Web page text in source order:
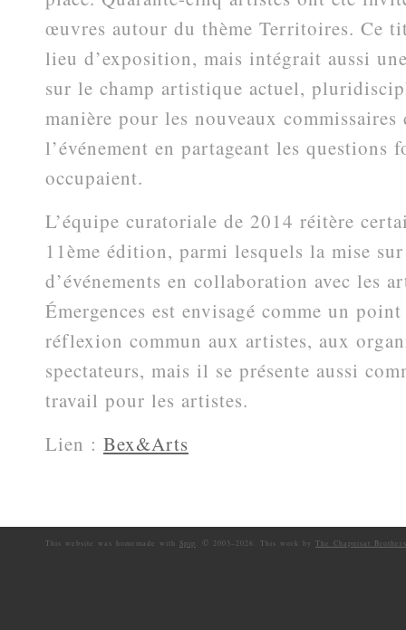
œuvres autour du thème Territoires. Ce
lieu d’exposition, mais intégrait aussi
sur le champ artistique actuel,
manière pour les nouveaux commissaires
l’événement en partageant les questions
occupaient.
L’équipe curatoriale de 2014 réitère
11ème édition, parmi lesquels la mise
d’événements en collaboration avec les
Émergences est envisagé comme un
réflexion commun aux artistes, aux
spectateurs, mais il se présente aussi
travail pour les artistes.
Lien : Bex&Arts
This website was homemade with Spip © 2003– 2026. This work by The Chapuisat Brothers